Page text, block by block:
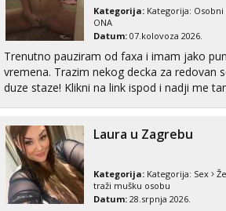
Kategorija: Kategorija:
ONA
Datum: 07.kolovoza 2026.
Trenutno pauziram od faxa i imam jako
vremena. Trazim nekog decka za redovan
duze staze! Klikni na link ispod i nadji me tamo,
Laura u Zagrebu
Kategorija: Kategorija: Sex
traži mušku osobu
Datum: 28.srpnja 2026.